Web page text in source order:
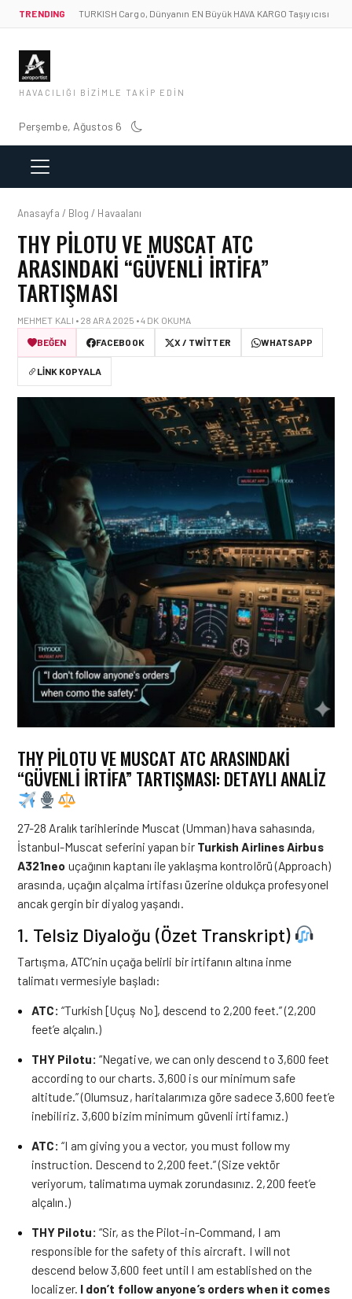
TRENDING TURKISH Cargo, Dünyanın EN Büyük HAVA KARGO Taşıyıcısı
HAVACILIĞI BIZIMLE TAKIP EDIN
Perşembe, Ağustos 6
Anasayfa / Blog / Havaalanı
THY PILOTU VE MUSCAT ATC
ARASINDAKI “GÜVENLI İRTIFA”
TARTIŞMASI
MEHMET KALI • 28 ARA 2025 • 4 DK OKUMA
BEĞEN
FACEBOOK X / TWITTER WHATSAPP
LINK KOPYALA
THY PİLOTU VE MUSCAT ATC ARASINDAKİ
“GÜVENLİ İRTİFA” TARTIŞMASI: DETAYLI ANALİZ
27-28 Aralık tarihlerinde Muscat (Umman) hava sahasında,
İstanbul-Muscat seferini yapan bir Turkish Airlines Airbus
A321neo uçağının kaptanı ile yaklaşma kontrolörü (Approach)
arasında, uçağın alçalma irtifası üzerine oldukça profesyonel
ancak gergin bir diyalog yaşandı.
1. Telsiz Diyaloğu (Özet Transkript)
Tartışma, ATC’nin uçağa belirli bir irtifanın altına inme
talimatı vermesiyle başladı:
ATC: “Turkish [Uçuş No], descend to 2,200 feet.” (2,200
feet’e alçalın.)
THY Pilotu: “Negative, we can only descend to 3,600 feet
according to our charts. 3,600 is our minimum safe
altitude.” (Olumsuz, haritalarımıza göre sadece 3,600 feet’e
inebiliriz. 3,600 bizim minimum güvenli irtifamız.)
ATC: “I am giving you a vector, you must follow my
instruction. Descend to 2,200 feet.” (Size vektör
veriyorum, talimatıma uymak zorundasınız. 2,200 feet’e
alçalın.)
THY Pilotu: “Sir, as the Pilot-in-Command, I am
responsible for the safety of this aircraft. I will not
descend below 3,600 feet until I am established on the
localizer. I don’t follow anyone’s orders when it comes